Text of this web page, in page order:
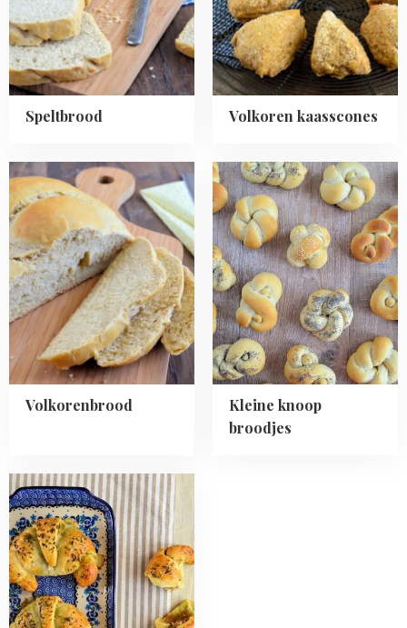
Speltbrood Volkoren kaasscones
Volkorenbrood
Read
more
about
Volkorenbrood
Kleine knoop
broodjes
Read
more
about
Kleine
knoop
broodjes
Read
more
about
Hartige
croissants